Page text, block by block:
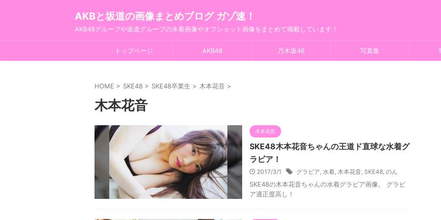
AKBと坂道の画像まとめブログ ガゾ速！
AKB48グループや坂道グループの水着画像やオフショット画像をまとめて掲載しています！
トップページ AKB48 乃木坂46 写真集
HOME > SKE48 > SKE48卒業生 > 木本花音 >
木本花音
木本花音
SKE48木本花音ちゃんの王道ド直球な水着グ
ラビア！
2017/3/1 グラビア, 水着, 木本花音, SKE48, のん
SKE48の木本花音ちゃんの水着グラビア画像。 グラビ
ア適正度高し！